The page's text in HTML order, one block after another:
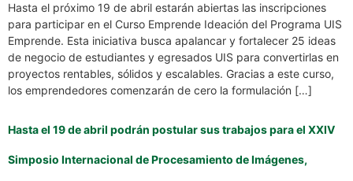
Hasta el próximo 19 de abril estarán abiertas las inscripciones
para participar en el Curso Emprende Ideación del Programa UIS
Emprende. Esta iniciativa busca apalancar y fortalecer 25 ideas
de negocio de estudiantes y egresados UIS para convertirlas en
proyectos rentables, sólidos y escalables. Gracias a este curso,
los emprendedores comenzarán de cero la formulación […]
Hasta el 19 de abril podrán postular sus trabajos para el XXIV
Simposio Internacional de Procesamiento de Imágenes,